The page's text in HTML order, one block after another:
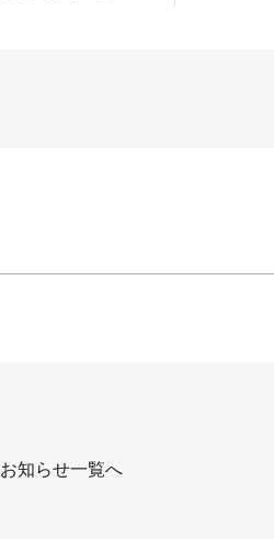
お知らせ一覧へ